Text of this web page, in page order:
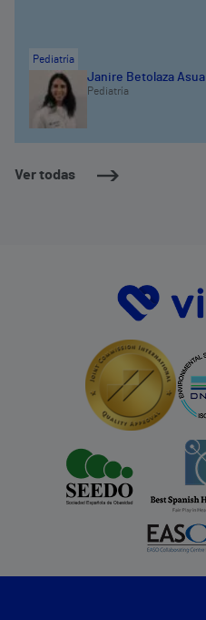
Ver todas
Pediatría
Janire Betolaza Asua
Pediatría